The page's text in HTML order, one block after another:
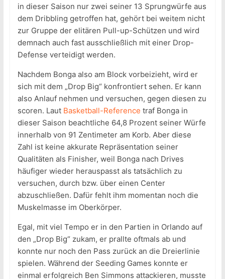
in dieser Saison nur zwei seiner 13 Sprungwürfe aus
dem Dribbling getroffen hat, gehört bei weitem nicht
zur Gruppe der elitären Pull-up-Schützen und wird
demnach auch fast ausschließlich mit einer Drop-
Defense verteidigt werden.
Nachdem Bonga also am Block vorbeizieht, wird er
sich mit dem „Drop Big“ konfrontiert sehen. Er kann
also Anlauf nehmen und versuchen, gegen diesen zu
scoren. Laut Basketball-Reference traf Bonga in
dieser Saison beachtliche 64,8 Prozent seiner Würfe
innerhalb von 91 Zentimeter am Korb. Aber diese
Zahl ist keine akkurate Repräsentation seiner
Qualitäten als Finisher, weil Bonga nach Drives
häufiger wieder herauspasst als tatsächlich zu
versuchen, durch bzw. über einen Center
abzuschließen. Dafür fehlt ihm momentan noch die
Muskelmasse im Oberkörper.
Egal, mit viel Tempo er in den Partien in Orlando auf
den „Drop Big“ zukam, er prallte oftmals ab und
konnte nur noch den Pass zurück an die Dreierlinie
spielen. Während der Seeding Games konnte er
einmal erfolgreich Ben Simmons attackieren, musste